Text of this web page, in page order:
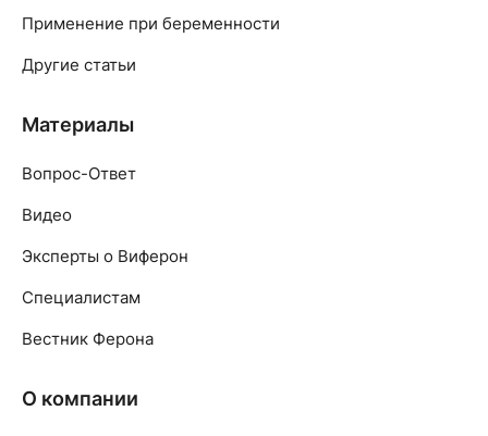
Применение при беременности
Другие статьи
Материалы
Вопрос-Ответ
Видео
Эксперты о Виферон
Специалистам
Вестник Ферона
О компании